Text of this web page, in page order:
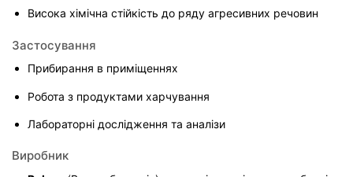
Висока хімічна стійкість до ряду агресивних речовин
Застосування
Прибирання в приміщеннях
Робота з продуктами харчування
Лабораторні дослідження та аналізи
Виробник